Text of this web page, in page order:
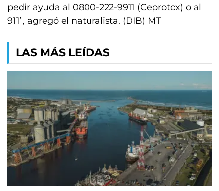
pedir ayuda al 0800-222-9911 (Ceprotox) o al
911”, agregó el naturalista. (DIB) MT
LAS MÁS LEÍDAS